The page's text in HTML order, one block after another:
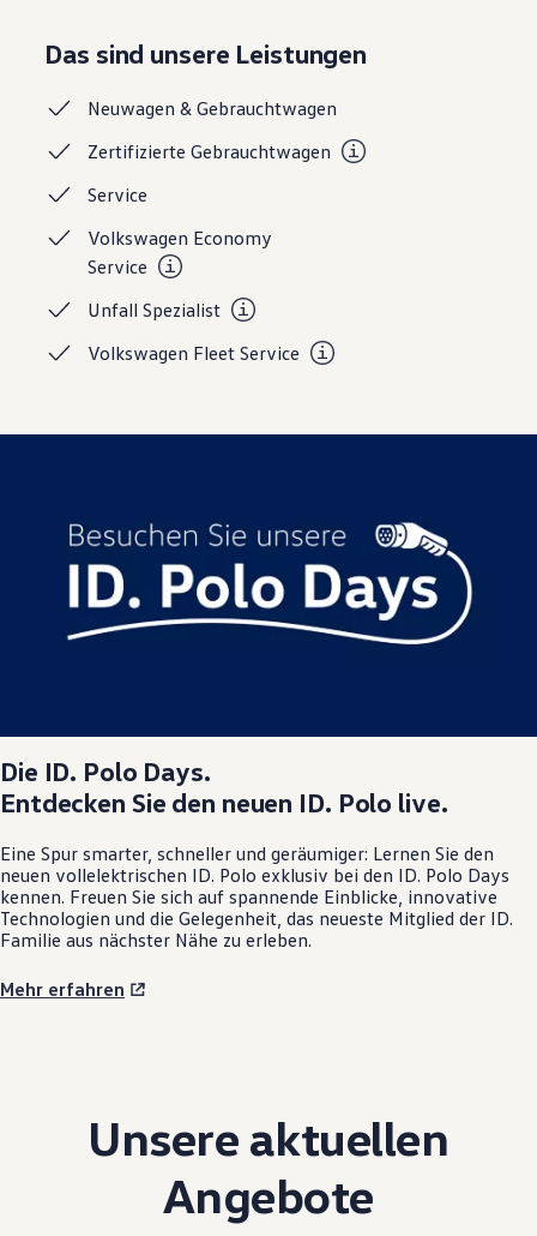
Kundeninformationen
Volkswagen Kundenbetreuung
Assistenzsysteme
Digitale Betriebsanleitung
Live Beratung
Lifestyle
Familie
Elektromobilität
Pannen- und Unfallhilfe
Das sind unsere Leistungen
Neuwagen &Gebrauchtwagen
ZertifizierteGebrauchtwagen
Service
Volkswagen Economy
Service
UnfallSpezialist
Volkswagen FleetService
Die ID. Polo Days.
Entdecken Sie den neuen ID. Polo live.
Eine Spur smarter, schneller und geräumiger: Lernen Sie den
neuen vollelektrischen ID. Polo exklusiv bei den ID. Polo Days
kennen. Freuen Sie sich auf spannende Einblicke, innovative
Technologien und die Gelegenheit, das neueste Mitglied der ID.
Familie aus nächster Nähe zu erleben.
Mehr erfahren
Unsere aktuellen
Angebote